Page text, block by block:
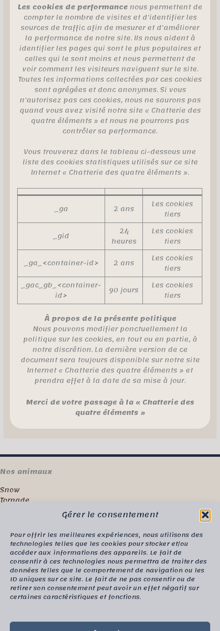
Gérer le consentement
Pour offrir les meilleures expériences, nous utilisons des
technologies telles que les cookies pour stocker et/ou
accéder aux informations des appareils. Le fait de
consentir à ces technologies nous permettra de traiter des
données telles que le comportement de navigation ou les
ID uniques sur ce site. Le fait de ne pas consentir ou de
retirer son consentement peut avoir un effet négatif sur
certaines caractéristiques et fonctions.
Les cookies de performance nous permettent de
compter le nombre de visites et d’identifier les
sources de traffic afin de mesurer et d’améliorer
la performance de notre site. Ils nous aident à
identifier les pages qui sont le plus populaires et
celles qui le sont moins et nous permettent de
voir comment les visiteurs naviguent sur le site.
Toutes les informations collectées par ces cookies
sont agrégées et donc anonymes. Si vous
n’autorisez pas ces cookies, nous ne saurons pas
quand vous avez visité notre site « Chatterie des
quatre éléments » et nous ne pourrons pas
contrôler sa performance.
Vous trouverez dans le tableau ci-dessous une
liste des cookies statistiques utilisés sur ce site
Internet « Chatterie des quatre éléments ».
_ga 2 ans
Les cookies
tiers
_gid
24
heures
Les cookies
tiers
_ga_<container-id>
2 ans
Les cookies
tiers
_gac_gb_<container-
id>
90 jours
Les cookies
tiers
À propos de la présente politique
Nous pouvons modifier ponctuellement la
politique sur les cookies, en tout ou en partie, à
notre discrétion. La dernière version de ce
document sera toujours disponible sur notre site
Internet « Chatterie des quatre éléments » et
prendra effet à la date de sa mise à jour.
Merci de votre passage à la « Chatterie des
quatre éléments »
Nos animaux
Snow
Tornade
Nos précédents Chatons
Nous connaître
L’équipe
Moustaches Club – Pension
Boutique
Besoin d'aide
Devenir adoptant d’un chaton